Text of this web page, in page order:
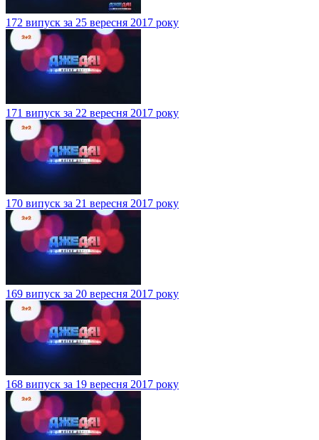
172 випуск за 25 вересня 2017 року
171 випуск за 22 вересня 2017 року
170 випуск за 21 вересня 2017 року
169 випуск за 20 вересня 2017 року
168 випуск за 19 вересня 2017 року